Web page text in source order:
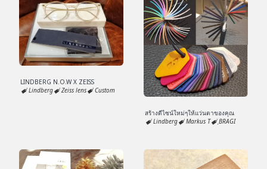
LINDBERG N.O.W X ZEISS
Lindberg
Zeiss lens Custom
สร้างดีไซน์ใหม่ๆให้แว่นตาของคุณ
Lindberg
Markus T ฺBRAGI